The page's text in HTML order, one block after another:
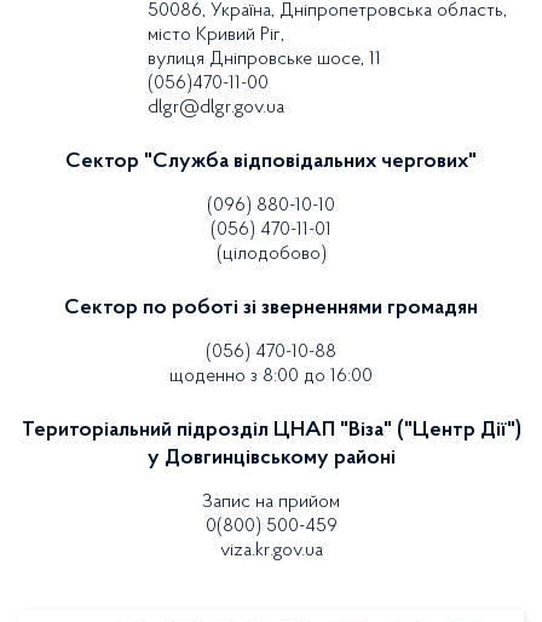
50086, Україна, Дніпропетровська область,
місто Кривий Ріг,
вулиця Дніпровське шосе, 11
(056)470-11-00
dlgr@dlgr.gov.ua
Сектор "Служба відповідальних чергових"
(096) 880-10-10
(056) 470-11-01
(цілодобово)
Сектор по роботі зі зверненнями громадян
(056) 470-10-88
щоденно з 8:00 до 16:00
Територіальний підрозділ ЦНАП "Віза" ("Центр Дії")
у Довгинцівському районі
Запис на прийом
0(800) 500-459
viza.kr.gov.ua